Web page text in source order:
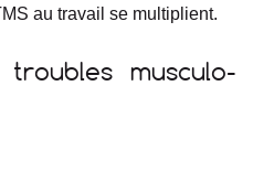
au travail se multiplient.
musculo-